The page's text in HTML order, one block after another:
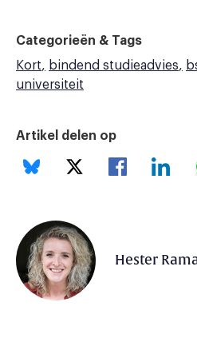
Categorieën & Tags
Kort
bindend studieadvies
universiteit
Artikel delen op
Hester